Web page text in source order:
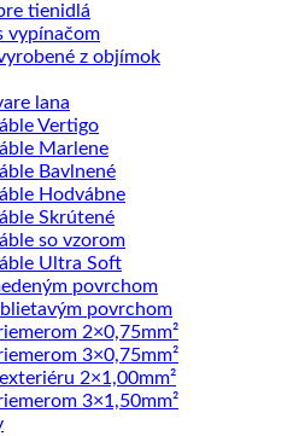
tienidlá
vypínačom
z objímok
lana
Vertigo
Marlene
Bavlnené
Hodvábne
Skrútené
so vzorom
Ultra Soft
povrchom
povrchom
2×0,75mm²
3×0,75mm²
2×1,00mm²
3×1,50mm²